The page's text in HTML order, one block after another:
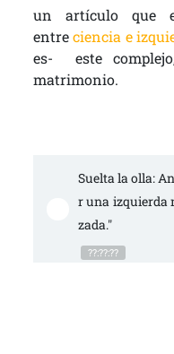
un artículo que
entreciencia e
es- este
matrimonio.
Suelta la olla:
r una izquierda
zada."
??:??:??